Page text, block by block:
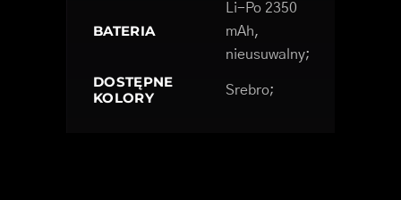
BATERIA
Li-Po 2350
mAh,
nieusuwalny;
DOSTĘPNE
KOLORY
Srebro;